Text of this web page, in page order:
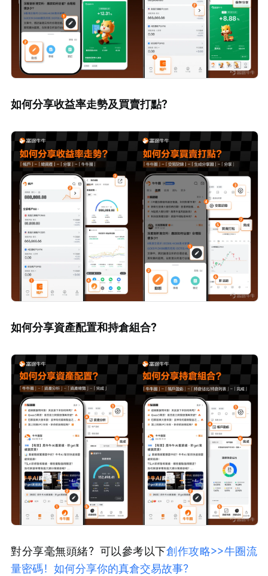
如何分享收益率走勢及買賣打點？
如何分享資產配置和持倉組合？
對分享毫無頭緒？可以參考以下創作攻略>>牛圈流
量密碼！如何分享你的真倉交易故事？